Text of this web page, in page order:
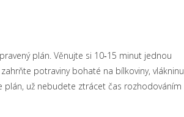
plán. Věnujte si 10‑15 minut jednou
potraviny bohaté na bílkoviny, vlákninu
plán, už nebudete ztrácet čas rozhodováním